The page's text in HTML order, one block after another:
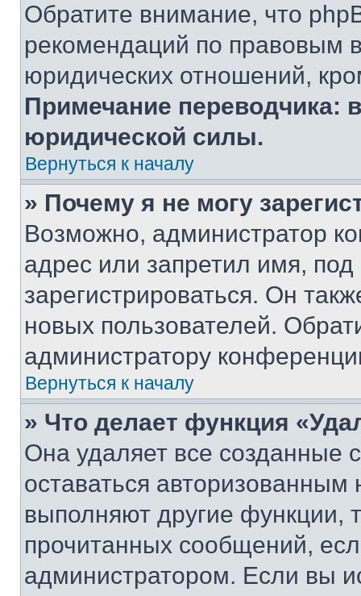
Обратите внимание, что
рекомендаций по правовым
юридических отношений,
Примечание переводчика:
юридической силы.
Вернуться к началу
» Почему я не могу
Возможно, администратор
адрес или запретил имя,
зарегистрироваться. Он
новых пользователей.
администратору
Вернуться к началу
» Что делает функция
Она удаляет все созданные
оставаться
выполняют другие функции,
прочитанных сообщений,
администратором. Если вы